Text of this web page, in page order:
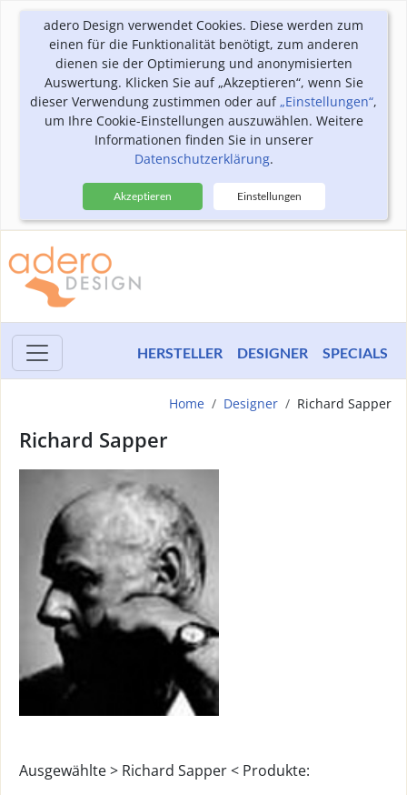
adero Design verwendet Cookies. Diese werden zum
einen für die Funktionalität benötigt, zum anderen
dienen sie der Optimierung und anonymisierten
Auswertung. Klicken Sie auf „Akzeptieren“, wenn Sie
dieser Verwendung zustimmen oder auf„Einstellungen“,
um Ihre Cookie-Einstellungen auszuwählen. Weitere
Informationen finden Sie in unserer
Datenschutzerklärung.
Akzeptieren Einstellungen
HERSTELLER DESIGNER SPECIALS
Home Designer Richard Sapper
Richard Sapper
Ausgewählte > Richard Sapper < Produkte: